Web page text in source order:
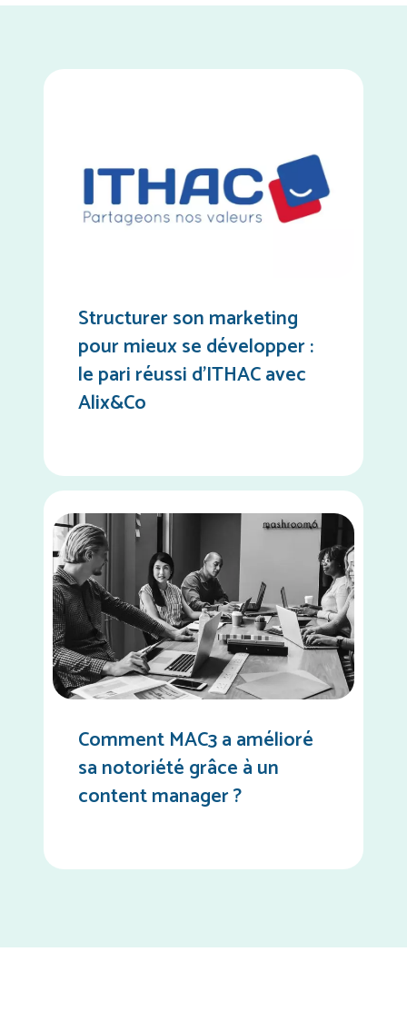
Structurer son marketing
pour mieux se développer :
le pari réussi d’ITHAC avec
Alix&Co
Comment MAC3 a amélioré
sa notoriété grâce à un
content manager ?